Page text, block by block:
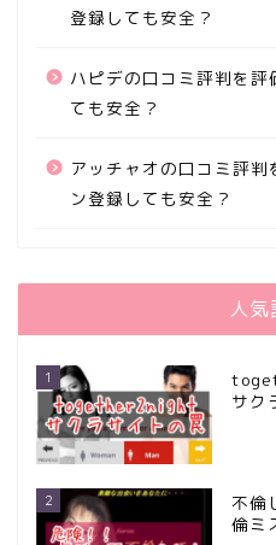
登録しても安全？
ハピデの口コミ評判を評
ても安全？
アッチャオの口コミ評
ン登録しても安全？
人気
1
サク
2
不倫
倫ミ